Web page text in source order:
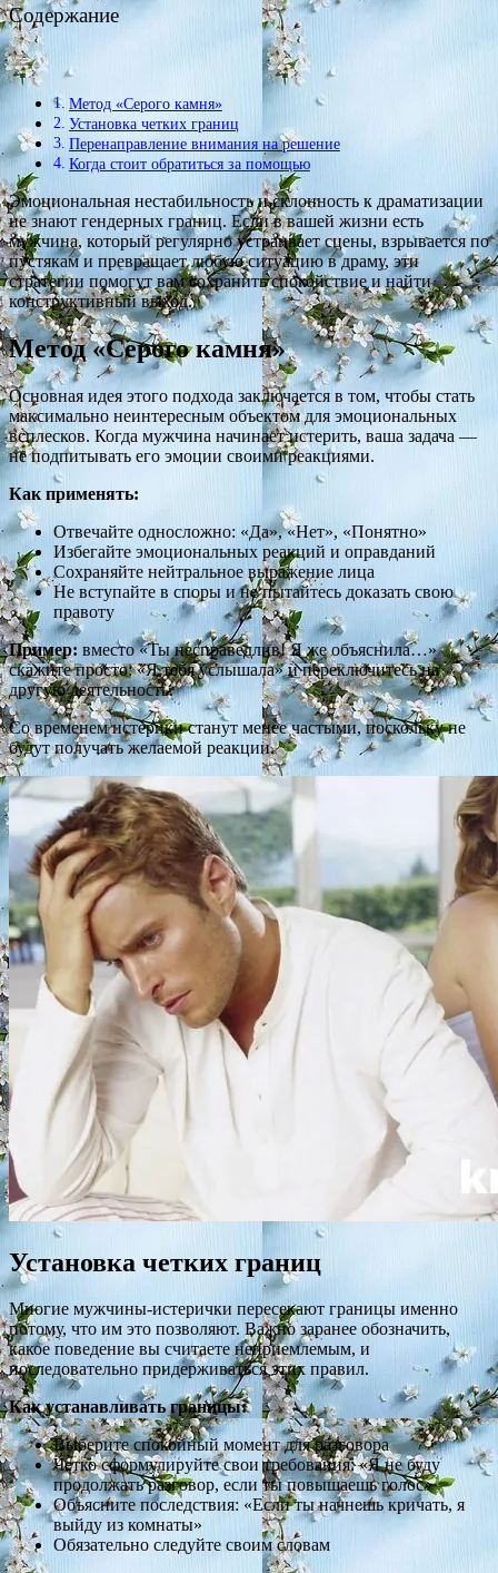
Содержание
Метод «Серого камня»
Установка четких границ
Перенаправление внимания на решение
Когда стоит обратиться за помощью
Эмоциональная нестабильность и склонность к драматизации
не знают гендерных границ. Если в вашей жизни есть
мужчина, который регулярно устраивает сцены, взрывается по
пустякам и превращает любую ситуацию в драму, эти
стратегии помогут вам сохранить спокойствие и найти
конструктивный выход.
Метод «Серого камня»
Основная идея этого подхода заключается в том, чтобы стать
максимально неинтересным объектом для эмоциональных
всплесков. Когда мужчина начинает истерить, ваша задача —
не подпитывать его эмоции своими реакциями.
Как применять:
Отвечайте односложно: «Да», «Нет», «Понятно»
Избегайте эмоциональных реакций и оправданий
Сохраняйте нейтральное выражение лица
Не вступайте в споры и не пытайтесь доказать свою
правоту
Пример: вместо «Ты несправедлив! Я же объяснила…»
скажите просто: «Я тебя услышала» и переключитесь на
другую деятельность.
Со временем истерики станут менее частыми, поскольку не
будут получать желаемой реакции.
Установка четких границ
Многие мужчины-истерички пересекают границы именно
потому, что им это позволяют. Важно заранее обозначить,
какое поведение вы считаете неприемлемым, и
последовательно придерживаться этих правил.
Как устанавливать границы:
Выберите спокойный момент для разговора
Четко сформулируйте свои требования: «Я не буду
продолжать разговор, если ты повышаешь голос»
Объясните последствия: «Если ты начнешь кричать, я
выйду из комнаты»
Обязательно следуйте своим словам